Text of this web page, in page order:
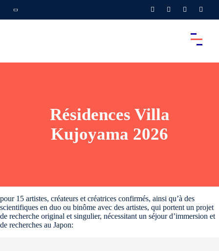
Résidences Villa
Kujoyama 2026
pour 15 artistes, créateurs et créatrices confirmés, ainsi qu’à des
scientifiques en duo ou binôme avec des artistes, qui portent un projet
de recherche original et singulier, nécessitant un séjour d’immersion et
de recherches au Japon: